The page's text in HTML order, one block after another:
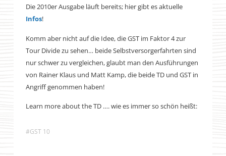
Die 2010er Ausgabe läuft bereits; hier gibt es aktuelle
Infos!
Komm aber nicht auf die Idee, die GST im Faktor 4 zur
Tour Divide zu sehen… beide Selbstversorgerfahrten sind
nur schwer zu vergleichen, glaubt man den Ausführungen
von Rainer Klaus und Matt Kamp, die beide TD und GST in
Angriff genommen haben!
Learn more about the TD …. wie es immer so schön heißt:
GST 10